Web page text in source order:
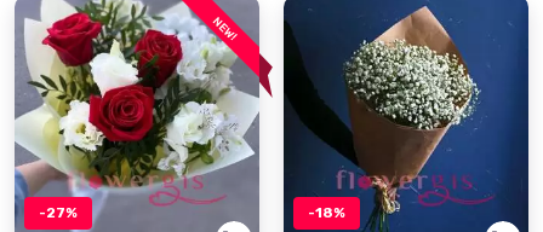
NEW!
-27% -18%